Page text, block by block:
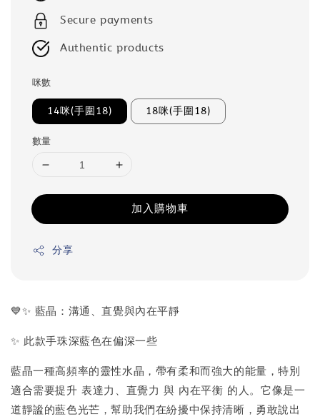
Secure payments
Authentic products
咪數
14咪(手圍18) 18咪(手圍18)
數量
加入購物車
分享
💙✨ 藍晶：溝通、直覺與內在平靜
✨ 此款手珠深藍色在偏深一些
藍晶一種高頻率的靈性水晶，帶有柔和而強大的能量，特別
適合需要提升 表達力、直覺力 與 內在平衡 的人。它像是一
道靜謐的藍色光芒，幫助我們在紛擾中保持清晰，勇敢說出